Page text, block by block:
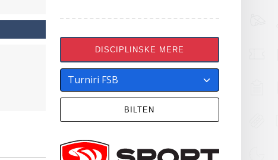
DISCIPLINSKE MERE
BILTEN